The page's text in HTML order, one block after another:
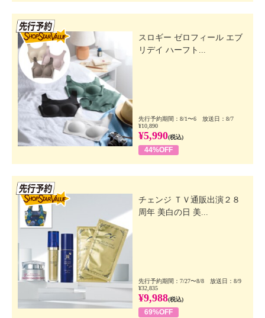
スロギー ゼロフィール エブ
リデイ ハーフト...
先行予約期間：8/1〜6 放送日：8/7
¥10,890
¥5,990(税込)
44%OFF
チェンジ ＴＶ通販出演２８
周年 美白の日 美...
先行予約期間：7/27〜8/8 放送日：8/9
¥32,835
¥9,988(税込)
69%OFF